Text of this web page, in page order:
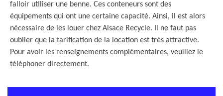
falloir utiliser une benne. Ces conteneurs sont des
équipements qui ont une certaine capacité. Ainsi, il est alors
nécessaire de les louer chez Alsace Recycle. Il ne faut pas
oublier que la tarification de la location est très attractive.
Pour avoir les renseignements complémentaires, veuillez le
téléphoner directement.